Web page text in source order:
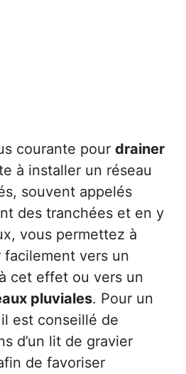
courante pour drainer
à installer un réseau
souvent appelés
des tranchées et en y
vous permettez à
facilement vers un
cet effet ou vers un
pluviales. Pour un
est conseillé de
d’un lit de gravier
de favoriser